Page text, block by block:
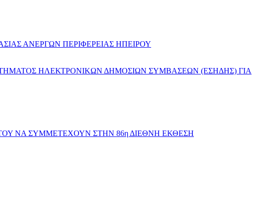
ΑΝΕΡΓΩΝ ΠΕΡΙΦΕΡΕΙΑΣ ΗΠΕΙΡΟΥ
ΗΛΕΚΤΡΟΝΙΚΩΝ ΔΗΜΟΣΙΩΝ ΣΥΜΒΑΣΕΩΝ (ΕΣΗΔΗΣ) ΓΙΑ
ΝΑ ΣΥΜΜΕΤΕΧΟΥΝ ΣΤΗΝ 86η ΔΙΕΘΝΗ ΕΚΘΕΣΗ